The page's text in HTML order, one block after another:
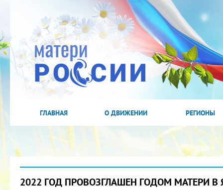
ГЛАВНАЯ О ДВИЖЕНИИ РЕГИОНЫ
2022 ГОД ПРОВОЗГЛАШЕН ГОДОМ МАТЕРИ В